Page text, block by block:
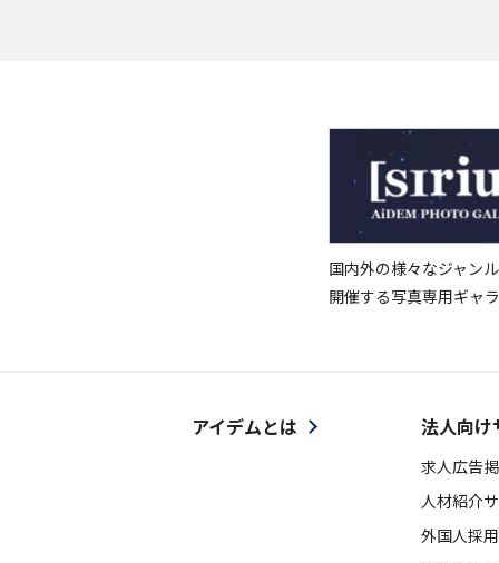
国内外の様々なジャン
開催する写真専用ギャ
アイデムとは 法人向け
求人広告
人材紹介
外国人採用